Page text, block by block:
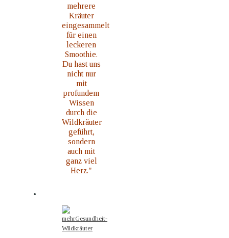
mehrere
Kräuter
eingesammelt
für einen
leckeren
Smoothie.
Du hast uns
nicht nur
mit
profundem
Wissen
durch die
Wildkräuter
geführt,
sondern
auch mit
ganz viel
Herz."